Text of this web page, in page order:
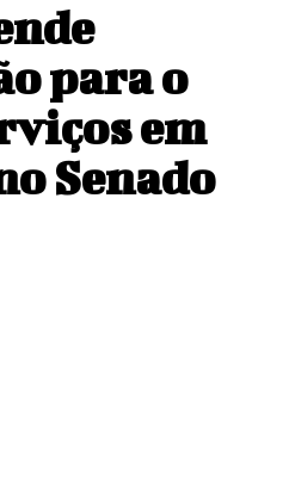
para o
em
Senado